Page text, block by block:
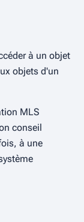
à un objet
objets d'un
MLS
conseil
à une